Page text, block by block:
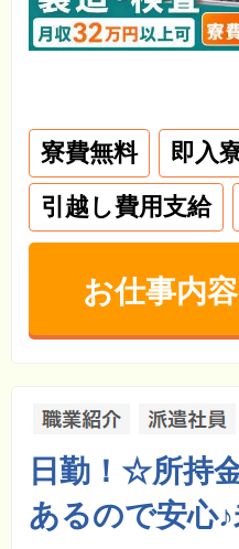
寮費無料 即入
引越し費用支給
お仕事内
日勤！☆所持
あるので安心